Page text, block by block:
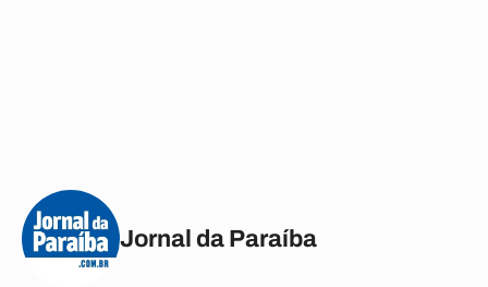
Jornal da Paraíba